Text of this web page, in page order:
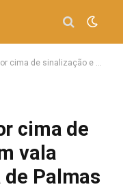
e cai em vala aberta em avenida de Palmas
cima de
vala
Palmas